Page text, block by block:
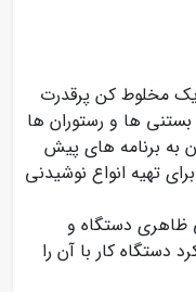
حرفه ای سیدو مدل B283 یک مخلوط کن پرقدرت
ها و رستوران ها
به برنامه های پیش
تهیه انواع نوشیدنی
ظاهری دستگاه و
کار با آن را